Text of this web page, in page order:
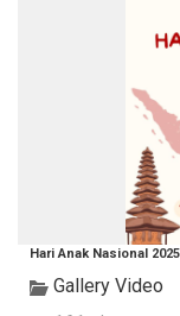
Hari Anak Nasional
Gallery Video